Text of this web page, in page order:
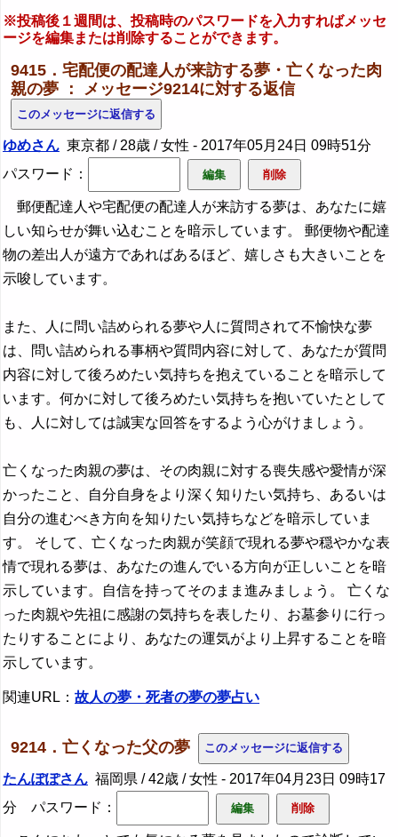
※投稿後１週間は、投稿時のパスワードを入力すればメッセ
ージを編集または削除することができます。
9415．宅配便の配達人が来訪する夢・亡くなった肉
親の夢 ： メッセージ9214に対する返信
ゆめさん 東京都 / 28歳 / 女性 - 2017年05月24日 09時51分
パスワード：
郵便配達人や宅配便の配達人が来訪する夢は、あなたに嬉
しい知らせが舞い込むことを暗示しています。 郵便物や配達
物の差出人が遠方であればあるほど、嬉しさも大きいことを
示唆しています。
また、人に問い詰められる夢や人に質問されて不愉快な夢
は、問い詰められる事柄や質問内容に対して、あなたが質問
内容に対して後ろめたい気持ちを抱えていることを暗示して
います。何かに対して後ろめたい気持ちを抱いていたとして
も、人に対しては誠実な回答をするよう心がけましょう。
亡くなった肉親の夢は、その肉親に対する喪失感や愛情が深
かったこと、自分自身をより深く知りたい気持ち、あるいは
自分の進むべき方向を知りたい気持ちなどを暗示していま
す。 そして、亡くなった肉親が笑顔で現れる夢や穏やかな表
情で現れる夢は、あなたの進んでいる方向が正しいことを暗
示しています。自信を持ってそのまま進みましょう。 亡くな
った肉親や先祖に感謝の気持ちを表したり、お墓参りに行っ
たりすることにより、あなたの運気がより上昇することを暗
示しています。
関連URL： 故人の夢・死者の夢の夢占い
9214．亡くなった父の夢
たんぽぽさん 福岡県 / 42歳 / 女性 - 2017年04月23日 09時17
分
パスワード：